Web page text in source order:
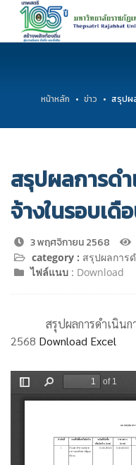
หน้าหลัก ข่าว สรุปผ
สรุปผลการด
จ้างในรอบเดื
3 พฤศจิกายน 2568
category : สรุปผลการ
ไฟล์แนบ : Download
สรุปผลการดำเนิน
2568 Download Excel